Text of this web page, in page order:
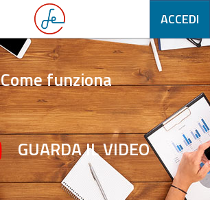
ACCEDI
Come funziona
GUARDA IL VIDEO